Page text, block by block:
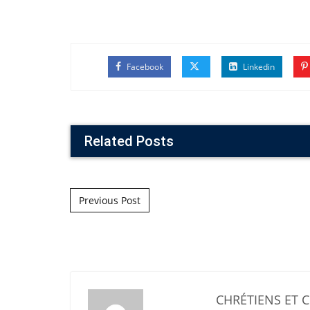
Facebook Linkedin
Related Posts
Post navigation
Previous Post
CHRÉTIENS ET